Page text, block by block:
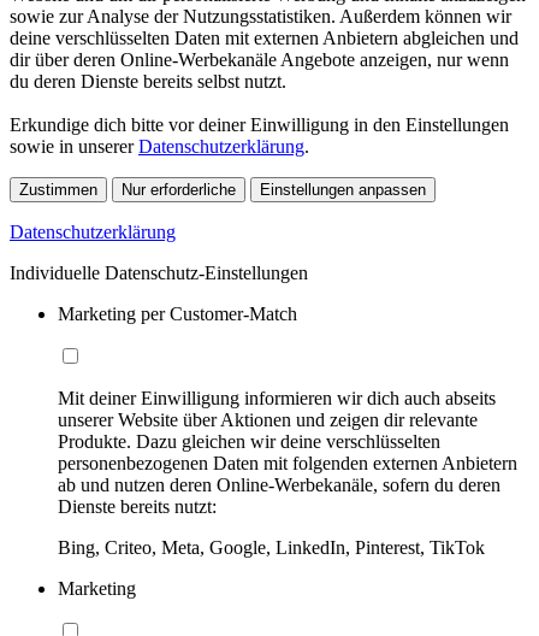
sowie zur Analyse der Nutzungsstatistiken. Außerdem können wir
deine verschlüsselten Daten mit externen Anbietern abgleichen und
dir über deren Online-Werbekanäle Angebote anzeigen, nur wenn
du deren Dienste bereits selbst nutzt.
Erkundige dich bitte vor deiner Einwilligung in den Einstellungen
sowie in unsererDatenschutzerklärung.
Zustimmen Nur erforderliche Einstellungen anpassen
Datenschutzerklärung
Individuelle Datenschutz-Einstellungen
Marketing per Customer-Match
Mit deiner Einwilligung informieren wir dich auch abseits
unserer Website über Aktionen und zeigen dir relevante
Produkte. Dazu gleichen wir deine verschlüsselten
personenbezogenen Daten mit folgenden externen Anbietern
ab und nutzen deren Online-Werbekanäle, sofern du deren
Dienste bereits nutzt:
Bing, Criteo, Meta, Google, LinkedIn, Pinterest, TikTok
Marketing